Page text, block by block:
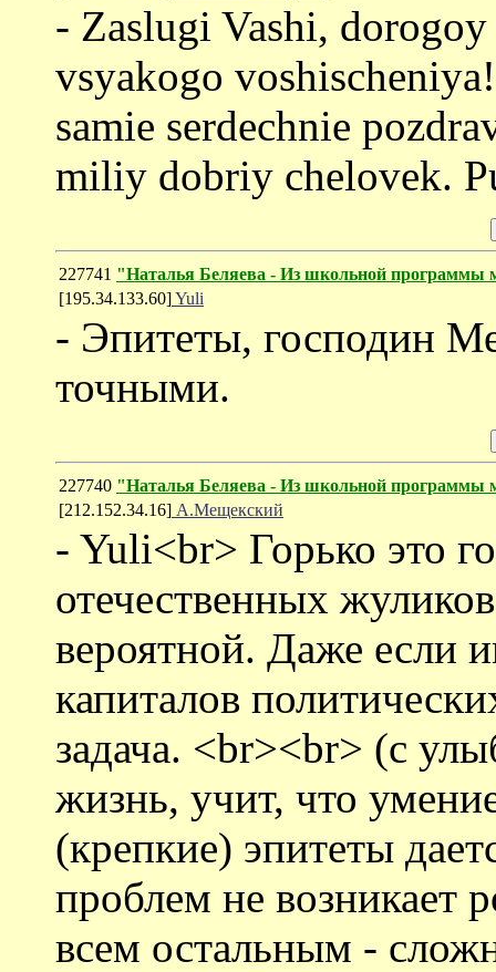
- Zaslugi Vashi,
vsyakogo
samie serdechnie
miliy dobriy chelovek.
227741 "Наталья Беляева - Из школьной программы
[195.34.133.60]Yuli
- Эпитеты, господин
точными.
227740 "Наталья Беляева - Из школьной программы
[212.152.34.16] А.Мещекский
- Yuli<br> Горько это
отечественных
вероятной. Даже если
капиталов
задача. <br><br> (с
жизнь, учит, что
(крепкие) эпитеты
проблем не возникает
всем остальным -